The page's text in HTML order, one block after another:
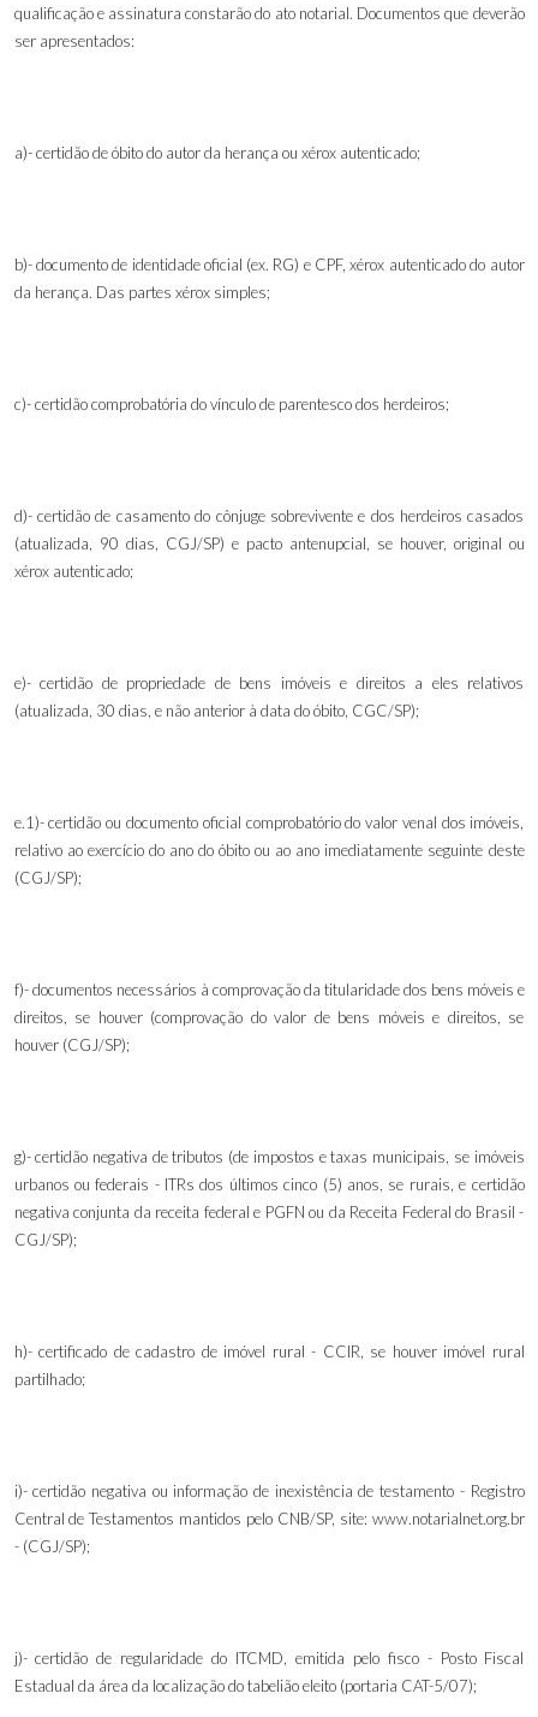
qualificação e assinatura constarão do ato notarial. Documentos que deverão
ser apresentados:
a)- certidão de óbito do autor da herança ou xérox autenticado;
b)- documento de identidade oficial (ex. RG) e CPF, xérox autenticado do autor
da herança. Das partes xérox simples;
c)- certidão comprobatória do vínculo de parentesco dos herdeiros;
d)- certidão de casamento do cônjuge sobrevivente e dos herdeiros casados
(atualizada, 90 dias, CGJ/SP) e pacto antenupcial, se houver, original ou
xérox autenticado;
e)- certidão de propriedade de bens imóveis e direitos a eles relativos
(atualizada, 30 dias, e não anterior à data do óbito, CGC/SP);
e.1)- certidão ou documento oficial comprobatório do valor venal dos imóveis,
relativo ao exercício do ano do óbito ou ao ano imediatamente seguinte deste
(CGJ/SP);
f)- documentos necessários à comprovação da titularidade dos bens móveis e
direitos, se houver (comprovação do valor de bens móveis e direitos, se
houver (CGJ/SP);
g)- certidão negativa de tributos (de impostos e taxas municipais, se imóveis
urbanos ou federais - ITRs dos últimos cinco (5) anos, se rurais, e certidão
negativa conjunta da receita federal e PGFN ou da Receita Federal do Brasil -
CGJ/SP);
h)- certificado de cadastro de imóvel rural - CCIR, se houver imóvel rural
partilhado;
i)- certidão negativa ou informação de inexistência de testamento - Registro
Central de Testamentos mantidos pelo CNB/SP, site: www.notarialnet.org.br
- (CGJ/SP);
j)- certidão de regularidade do ITCMD, emitida pelo fisco - Posto Fiscal
Estadual da área da localização do tabelião eleito (portaria CAT-5/07);